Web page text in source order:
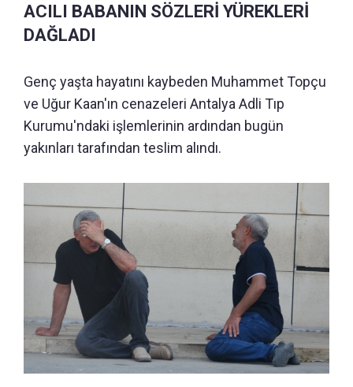
ACILI BABANIN SÖZLERİ YÜREKLERİ
DAĞLADI
Genç yaşta hayatını kaybeden Muhammet Topçu
ve Uğur Kaan'ın cenazeleri Antalya Adli Tıp
Kurumu'ndaki işlemlerinin ardından bugün
yakınları tarafından teslim alındı.